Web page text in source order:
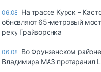
06.08 На трассе Курск –
обновляют 65-метровый
реку Грайворонка
06.08 Во Фрунзенском районе
Владимира МАЗ протаранил